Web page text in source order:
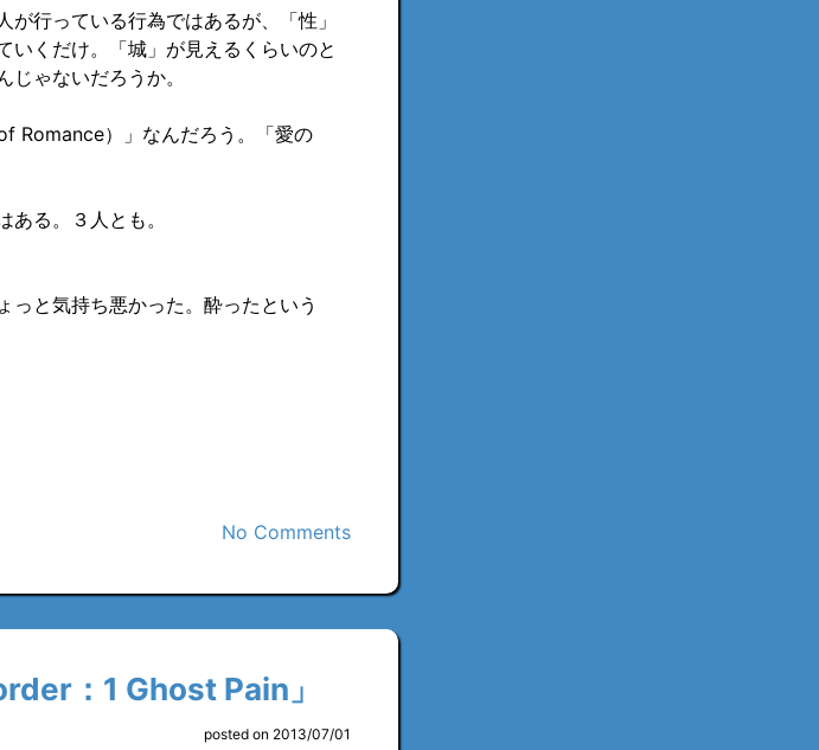
行っている行為ではあるが、「性」
いくだけ。「城」が見えるくらいのと
ゃないだろうか。
Romance）」なんだろう。「愛の
る。３人とも。
っと気持ち悪かった。酔ったという
No Comments
：1 Ghost Pain」
posted on 2013/07/01